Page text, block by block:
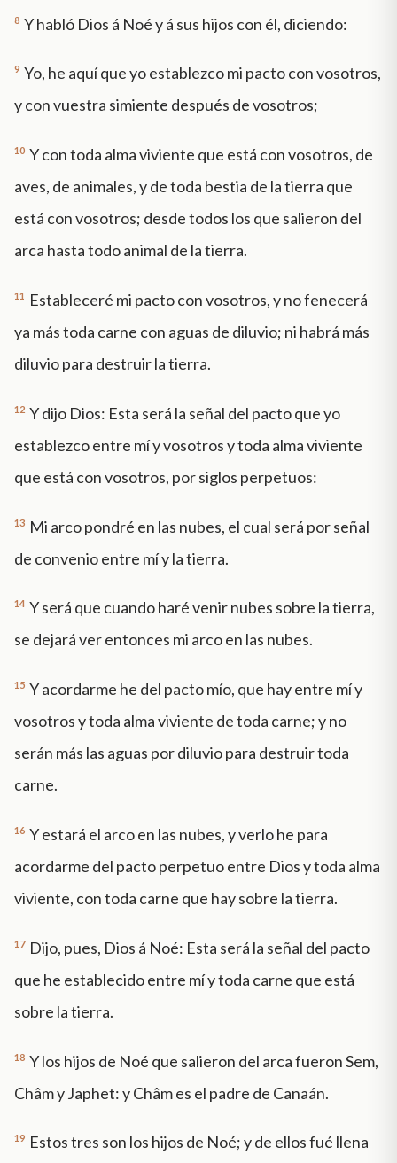
8 Y habló Dios á Noé y á sus hijos con él, diciendo:
9 Yo, he aquí que yo establezco mi pacto con vosotros,
y con vuestra simiente después de vosotros;
10 Y con toda alma viviente que está con vosotros, de
aves, de animales, y de toda bestia de la tierra que
está con vosotros; desde todos los que salieron del
arca hasta todo animal de la tierra.
11
Estableceré mi pacto con vosotros, y no fenecerá
ya más toda carne con aguas de diluvio; ni habrá más
diluvio para destruir la tierra.
12 Y dijo Dios: Esta será la señal del pacto que yo
establezco entre mí y vosotros y toda alma viviente
que está con vosotros, por siglos perpetuos:
13 Mi arco pondré en las nubes, el cual será por señal
de convenio entre mí y la tierra.
14 Y será que cuando haré venir nubes sobre la tierra,
se dejará ver entonces mi arco en las nubes.
15 Y acordarme he del pacto mío, que hay entre mí y
vosotros y toda alma viviente de toda carne; y no
serán más las aguas por diluvio para destruir toda
carne.
16 Y estará el arco en las nubes, y verlo he para
acordarme del pacto perpetuo entre Dios y toda alma
viviente, con toda carne que hay sobre la tierra.
17 Dijo, pues, Dios á Noé: Esta será la señal del pacto
que he establecido entre mí y toda carne que está
sobre la tierra.
18 Y los hijos de Noé que salieron del arca fueron Sem,
Châm y Japhet: y Châm es el padre de Canaán.
19 Estos tres son los hijos de Noé; y de ellos fué llena